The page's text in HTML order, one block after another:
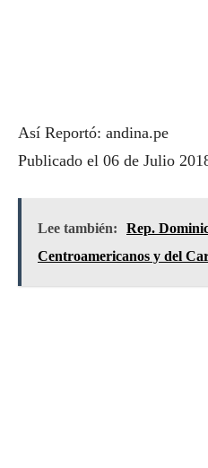
Así Reportó: andina.pe
Publicado el 06 de Julio
Lee también:
Rep.
Centroamericanos y del